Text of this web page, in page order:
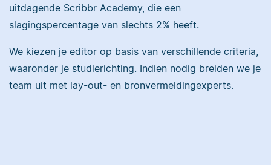
uitdagende Scribbr Academy, die een
slagingspercentage van slechts 2% heeft.
We kiezen je editor op basis van verschillende criteria,
waaronder je studierichting. Indien nodig breiden we je
team uit met lay-out- en bronvermeldingexperts.
Erica heeft Nederlands
gestudeerd en met 3,5
miljoen geredigeerde
Maddy heeft
gestudeerd, heeft als
junior onderzoeker
gewerkt bij Tilburg
University en is nu